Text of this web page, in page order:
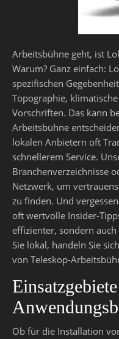
Arbeitsbühne geht, ist
Warum? Ganz einfach:
spezifischen
Topographie,
Vorschriften. Das kann
Arbeitsbühne
lokalen Anbietern oft
schnellerem Service.
Branchenverzeichnisse
Netzwerk, um
zu finden. Und
oft wertvolle Insider-
effizienter, sondern
Sie lokal, handeln Sie
von Teleskop-
Ob für die Installation